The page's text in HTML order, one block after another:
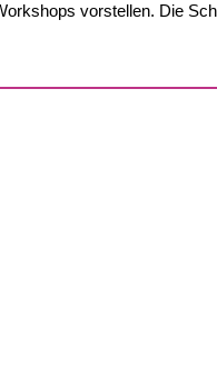
vorstellen. Die